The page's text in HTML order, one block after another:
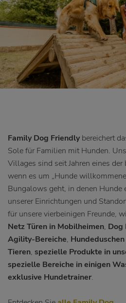
Family Dog Friendlybereichert
Sole für Familien mit Hunden.
Villages sind seit Jahren eines
wenn es um „Hunde
Bungalows geht, in denen Hunde
unserer Einrichtungen und
für unsere vierbeinigen Freunde,
Netz Türen in Mobilheimen, Dog
Agility-Bereiche,
Tieren, spezielle Produkte in
spezielle Bereiche in einigen
exklusive Hundetrainer.